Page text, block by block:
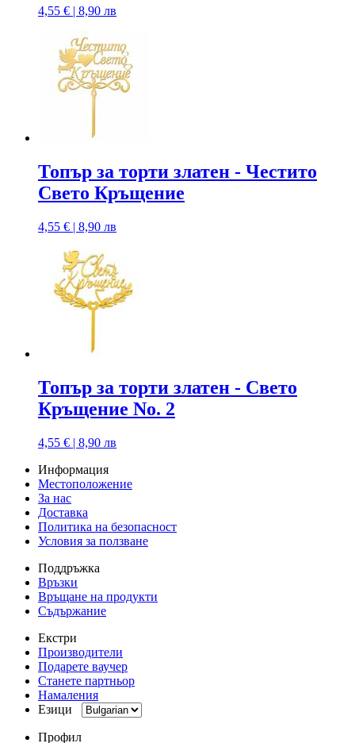
4,55 € | 8,90 лв
Топър за торти златен - Честито
Свето Кръщение
4,55 € | 8,90 лв
Топър за торти златен - Свето
Кръщение No. 2
4,55 € | 8,90 лв
Информация
Местоположение
За нас
Доставка
Политика на безопасност
Условия за ползване
Поддръжка
Връзки
Връщане на продукти
Съдържание
Екстри
Производители
Подарете ваучер
Станете партньор
Намаления
Езици
Профил